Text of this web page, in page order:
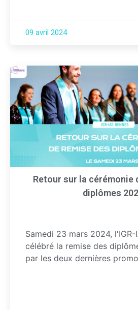
09 avril 2024
Retour sur la cérémonie
diplômes
Samedi 23 mars 2024, l'IGR-
célébré la remise des
par les deux dernières